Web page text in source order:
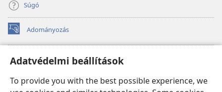
Adatvédelmi beállítások
To provide you with the best possible experience, we
Súgó
Adományozás
(opens
new
Őrtorony ONLINE KÖNYVTÁR
(opens
window)JW Hub
(opens